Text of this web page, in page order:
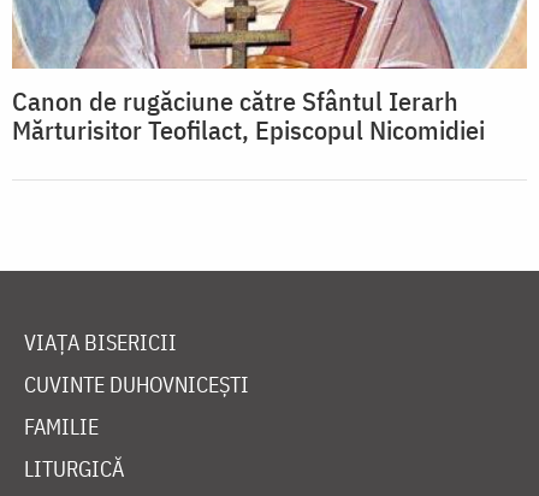
Canon de rugăciune către Sfântul Ierarh
Mărturisitor Teofilact, Episcopul Nicomidiei
VIAȚA BISERICII
CUVINTE DUHOVNICEȘTI
FAMILIE
LITURGICĂ